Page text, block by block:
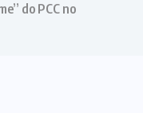
do PCC no